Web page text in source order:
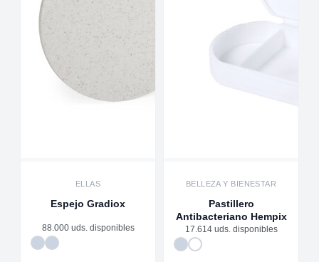
ELLAS
Espejo Gradiox
88.000 uds. disponibles
BELLEZA Y BIENESTAR
Pastillero
Antibacteriano Hempix
17.614 uds. disponibles